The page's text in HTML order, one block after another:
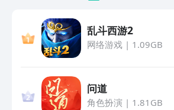
乱斗西游2
网络游戏| 1.09GB
问道
角色扮演 | 1.81GB